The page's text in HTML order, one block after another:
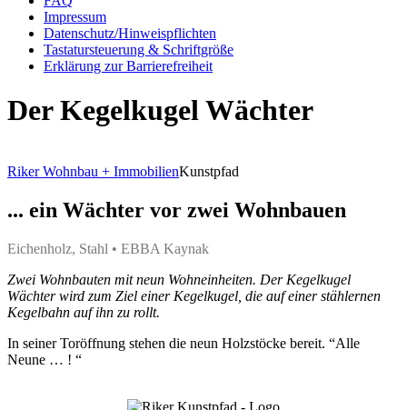
Impressum
Datenschutz/Hinweispflichten
Tastatursteuerung & Schriftgröße
Erklärung zur Barrierefreiheit
Der Kegelkugel Wächter
Riker Wohnbau + ImmobilienKunstpfad
... ein Wächter vor zwei Wohnbauen
Eichenholz, Stahl • EBBA Kaynak
Zwei Wohnbauten mit neun Wohneinheiten. Der Kegelkugel
Wächter wird zum Ziel einer Kegelkugel, die auf einer stählernen
Kegelbahn auf ihn zu rollt.
In seiner Toröffnung stehen die neun Holzstöcke bereit. “Alle
Neune … ! “